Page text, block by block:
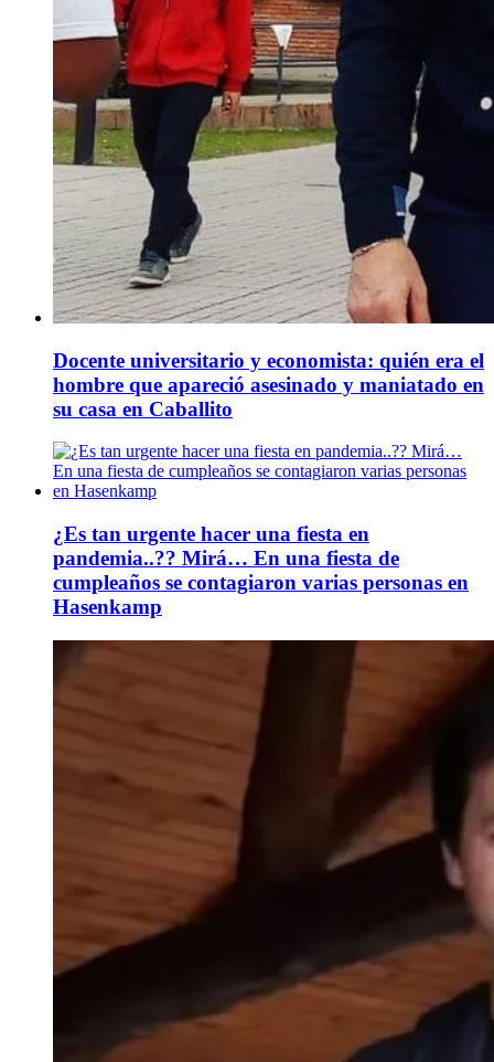
Docente universitario y economista: quién era el
hombre que apareció asesinado y maniatado en
su casa en Caballito
¿Es tan urgente hacer una fiesta en
pandemia..?? Mirá… En una fiesta de
cumpleaños se contagiaron varias personas en
Hasenkamp